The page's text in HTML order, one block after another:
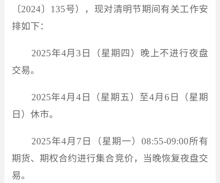
〔2024〕 135号），现对清明节期间有关工作安
排如下：
2025年4月 3 日（星期四）晚上不进行夜盘
交易。
2025年4月 4日（星期五）至4月 6 日（星期
日）休市。
2025年4月 7 日（星期一） 08:55-09:00所有
期货、期权合约进行集合竞价，当晚恢复夜盘交
易。